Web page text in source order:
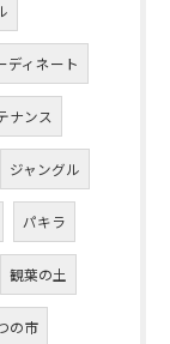
ディネート
ナンス
ジャングル
パキラ
観葉の土
の市